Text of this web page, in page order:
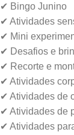
✔ Bingo Junino
✔ Atividades
✔ Mini
✔ Desafios e
✔ Recorte e
✔ Atividades
✔ Atividades de
✔ Atividades de
✔ Atividades